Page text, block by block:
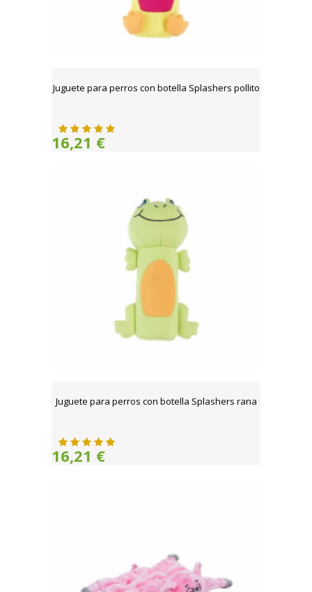
Juguete para perros con botella Splashers pollito
16,21 €
Juguete para perros con botella Splashers rana
16,21 €